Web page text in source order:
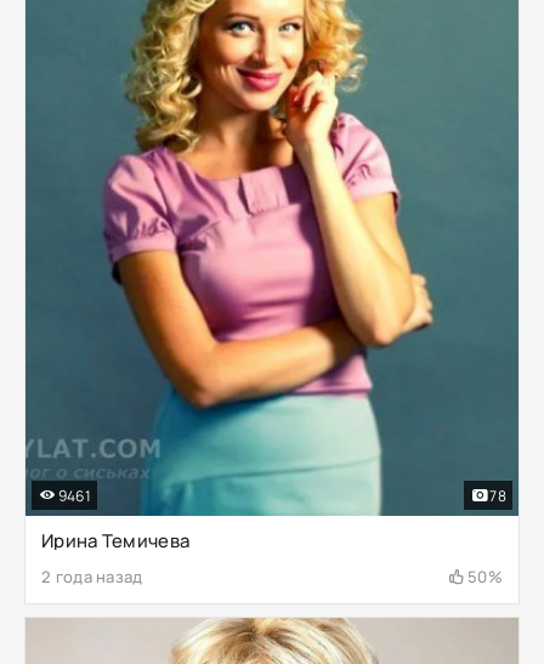
Ирина Темичева
2 года назад 50%
9461 78